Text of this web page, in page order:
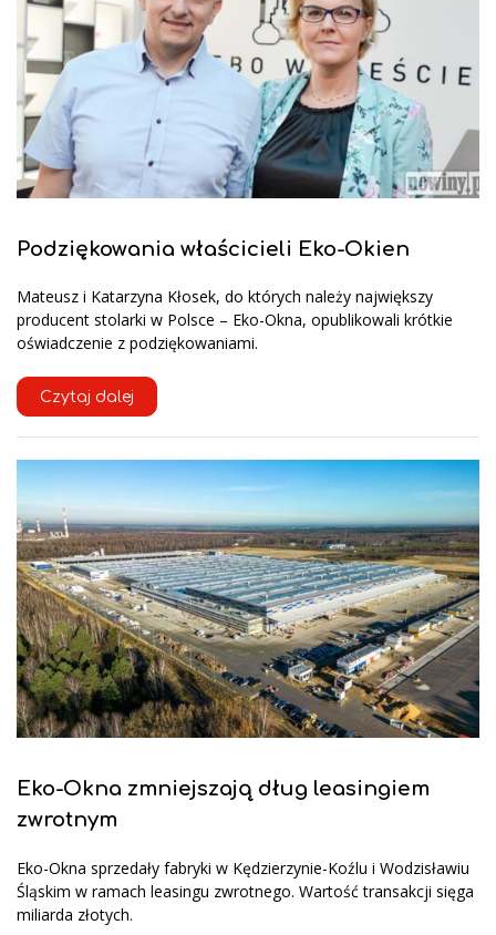
Podziękowania właścicieli Eko-Okien
Mateusz i Katarzyna Kłosek, do których należy największy
producent stolarki w Polsce – Eko-Okna, opublikowali krótkie
oświadczenie z podziękowaniami.
Czytaj dalej
Eko-Okna zmniejszają dług leasingiem
zwrotnym
Eko-Okna sprzedały fabryki w Kędzierzynie-Koźlu i Wodzisławiu
Śląskim w ramach leasingu zwrotnego. Wartość transakcji sięga
miliarda złotych.